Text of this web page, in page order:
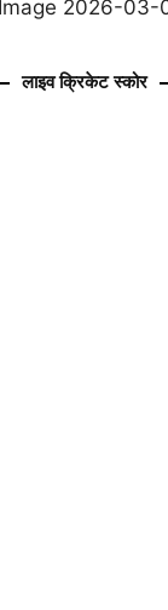
लाइव क्रिकेट स्कोर